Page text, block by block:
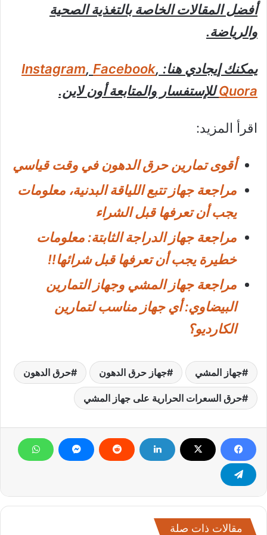
أفضل المقالات الخاصة بالتغذية الصحية
والرياضة.
يمكنك إيجادي هنا: Instagram, Facebook,
Quoraللإستفسار والمتابعة أون لاين.
اقرأ المزيد:
أقوى تمارين حرق الدهون في وقت قياسي
مراجعة جهاز تتبع اللياقة البدنية، معلومات
يجب أن تعرفها قبل الشراء
مراجعة جهاز الدراجة الثابتة: معلومات
خطيرة يجب أن تعرفها قبل شرائها!!
مراجعة جهاز المشي وجهاز التمارين
البيضاوي: أي جهاز مناسب لتمارين
الكارديو؟
جهاز المشي جهاز حرق الدهون حرق الدهون
حرق السعرات الحرارية على جهاز المشي
مقالات ذات صلة